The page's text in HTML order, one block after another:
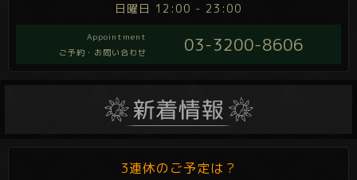
日曜日 12:00 - 23:00
Appointment
ご予約・お問い合わせ
03-3200-8606
3連休のご予定は？